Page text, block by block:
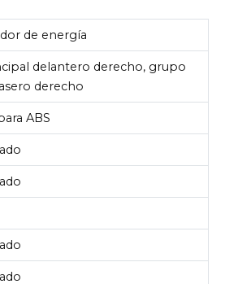
de energía
delantero derecho, grupo
derecho
ABS